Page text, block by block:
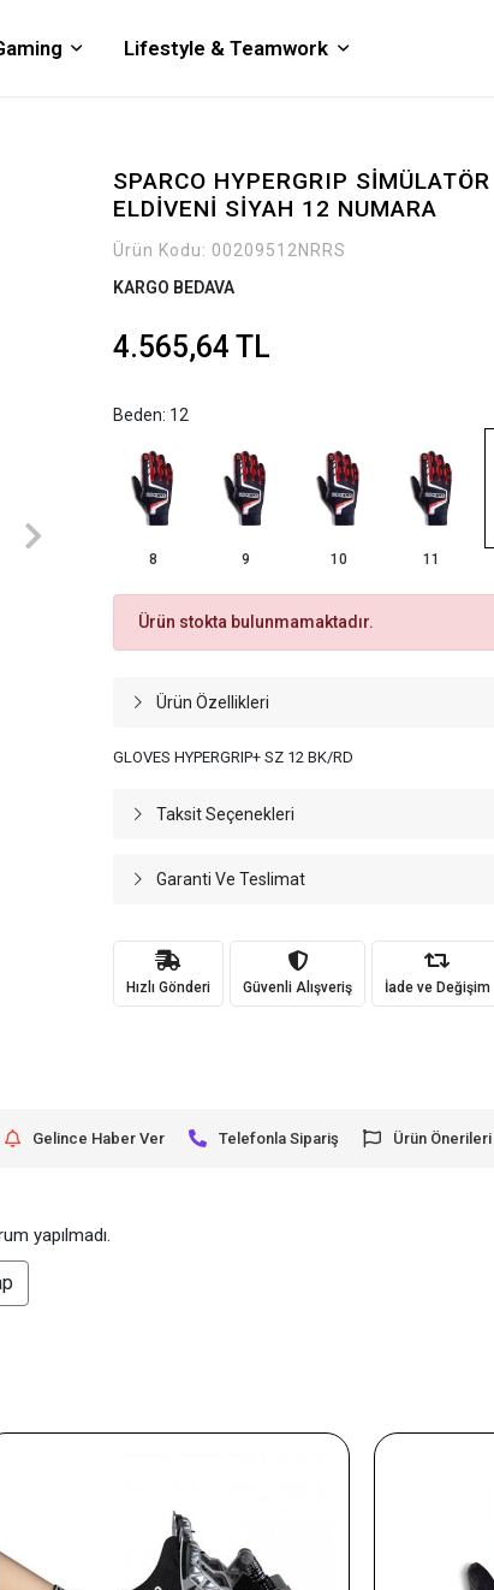
Lifestyle & Teamwork
SPARCO HYPERGRIP
ELDİVENİ SİYAH 12 NUMARA
Ürün Kodu: 00209512NRRS
KARGO BEDAVA
4.565,64 TL
Beden: 12
8 9 10 11
Ürün stokta bulunmamaktadır.
Ürün Özellikleri
GLOVES HYPERGRIP+ SZ 12 BK/RD
Taksit Seçenekleri
Garanti Ve Teslimat
Hızlı Gönderi Güvenli Alışveriş İade ve Değişim
Gelince Haber Ver Telefonla Sipariş Ürün Önerileri
yapılmadı.